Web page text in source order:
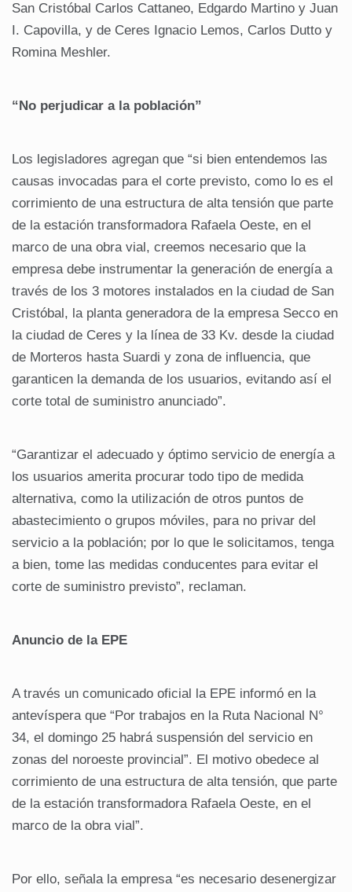
San Cristóbal Carlos Cattaneo, Edgardo Martino y Juan
I. Capovilla, y de Ceres Ignacio Lemos, Carlos Dutto y
Romina Meshler.
“No perjudicar a la población”
Los legisladores agregan que “si bien entendemos las
causas invocadas para el corte previsto, como lo es el
corrimiento de una estructura de alta tensión que parte
de la estación transformadora Rafaela Oeste, en el
marco de una obra vial, creemos necesario que la
empresa debe instrumentar la generación de energía a
través de los 3 motores instalados en la ciudad de San
Cristóbal, la planta generadora de la empresa Secco en
la ciudad de Ceres y la línea de 33 Kv. desde la ciudad
de Morteros hasta Suardi y zona de influencia, que
garanticen la demanda de los usuarios, evitando así el
corte total de suministro anunciado”.
“Garantizar el adecuado y óptimo servicio de energía a
los usuarios amerita procurar todo tipo de medida
alternativa, como la utilización de otros puntos de
abastecimiento o grupos móviles, para no privar del
servicio a la población; por lo que le solicitamos, tenga
a bien, tome las medidas conducentes para evitar el
corte de suministro previsto”, reclaman.
Anuncio de la EPE
A través un comunicado oficial la EPE informó en la
antevíspera que “Por trabajos en la Ruta Nacional N°
34, el domingo 25 habrá suspensión del servicio en
zonas del noroeste provincial”. El motivo obedece al
corrimiento de una estructura de alta tensión, que parte
de la estación transformadora Rafaela Oeste, en el
marco de la obra vial”.
Por ello, señala la empresa “es necesario desenergizar